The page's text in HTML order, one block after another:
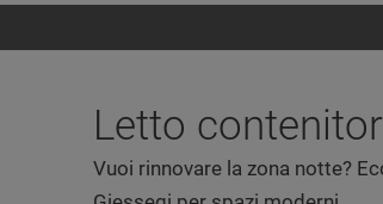
Letto
Vuoi rinnovare la zona notte?